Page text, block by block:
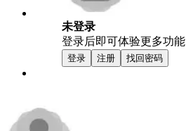
未登录
登录后即可体验更多功能
登录 注册 找回密码